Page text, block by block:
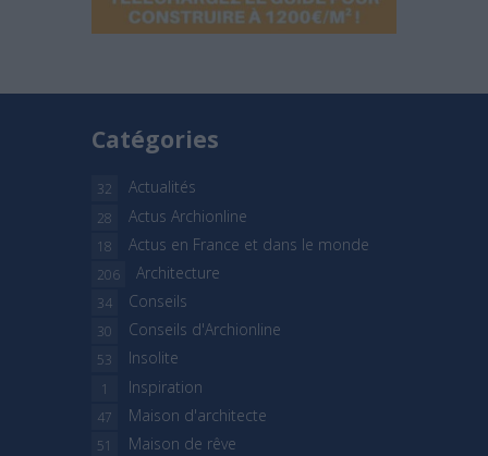
Catégories
Actualités
32
Actus Archionline
28
Actus en France et dans le monde
18
Architecture
206
Conseils
34
Conseils d'Archionline
30
Insolite
53
Inspiration
1
Maison d'architecte
47
Maison de rêve
51